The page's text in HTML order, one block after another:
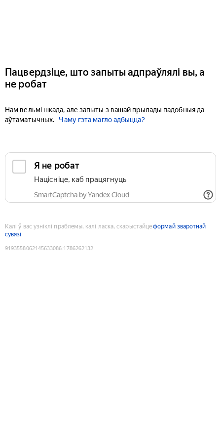
Пацвердзіце, што запыты адпраўлялі вы, а
не робат
Нам вельмі шкада, але запыты з вашай прылады падобныя да
аўтаматычных.
Чаму гэта магло адбыцца?
Я не робат
Націсніце, каб працягнуць
SmartCaptcha by Yandex Cloud
Калі ў вас узніклі праблемы, калі ласка, скарыстайцеформай зваротнай
сувязі
9193558062145633086:1786262132